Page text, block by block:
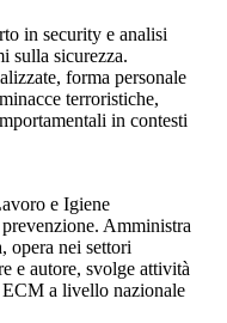
in security e analisi
sulla sicurezza.
forma personale
terroristiche,
in contesti
e Igiene
Amministra
opera nei settori
e autore, svolge attività
a livello nazionale